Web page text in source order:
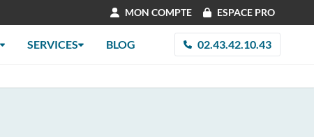
MON COMPTE ESPACE PRO
SERVICES BLOG 02.43.42.10.43